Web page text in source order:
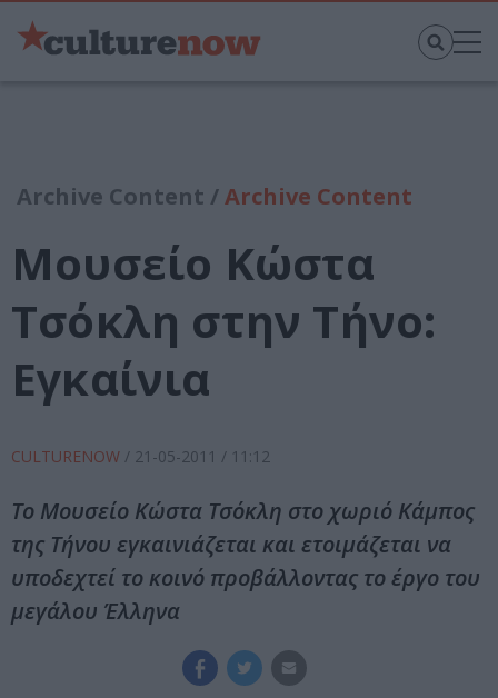
Archive Content /Archive Content
Μουσείο Κώστα
Τσόκλη στην Τήνο:
Εγκαίνια
CULTURENOW / 21-05-2011 / 11:12
Το Μουσείο Κώστα Τσόκλη στο χωριό Κάμπος
της Τήνου εγκαινιάζεται και ετοιμάζεται να
υποδεχτεί το κοινό προβάλλοντας το έργο του
μεγάλου Έλληνα